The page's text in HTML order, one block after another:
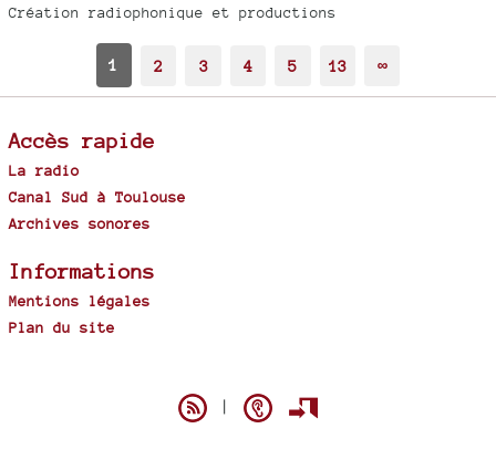
Création radiophonique et productions
1 2 3 4 5 13 ∞
Accès rapide
La radio
Canal Sud à Toulouse
Archives sonores
Informations
Mentions légales
Plan du site
|